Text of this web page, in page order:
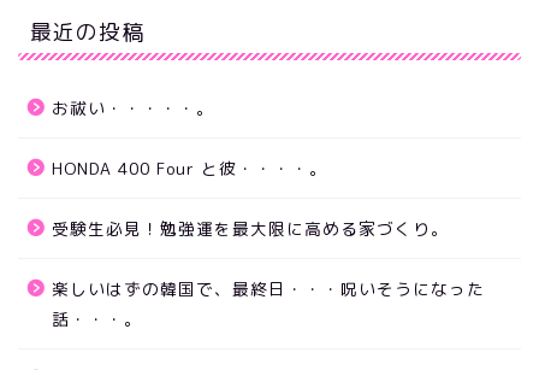
最近の投稿
お祓い・・・・・。
HONDA 400 Four と彼・・・・。
受験生必見！勉強運を最大限に高める家づくり。
楽しいはずの韓国で、最終日・・・呪いそうになった
話・・・。